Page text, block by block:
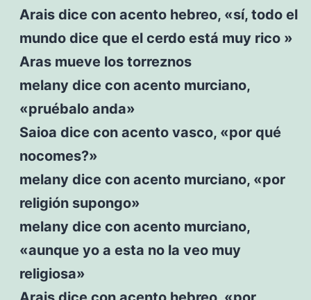
Arais dice con acento hebreo, «sí, todo el
mundo dice que el cerdo está muy rico »
Aras mueve los torreznos
melany dice con acento murciano,
«pruébalo anda»
Saioa dice con acento vasco, «por qué
nocomes?»
melany dice con acento murciano, «por
religión supongo»
melany dice con acento murciano,
«aunque yo a esta no la veo muy
religiosa»